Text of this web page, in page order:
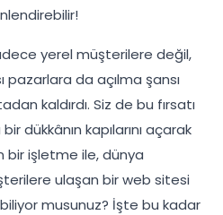
yerel müşterilere değil,
pazarlara da açılma şansı
kaldırdı. Siz de bu fırsatı
dükkânın kapılarını açarak
bir işletme ile, dünya
ulaşan bir web sitesi
musunuz? İşte bu kadar